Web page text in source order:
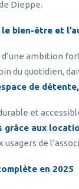
Dieppe.
bien-être et
d’une ambition
du quotidien,
de
et
aux
de
en 2025